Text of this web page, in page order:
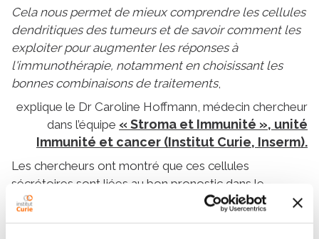
Cela nous permet de mieux comprendre les cellules
dendritiques des tumeurs et de savoir comment les
exploiter pour augmenter les réponses à
l'immunothérapie, notamment en choisissant les
bonnes combinaisons de traitements,
explique le Dr Caroline Hoffmann, médecin chercheur
dans l’équipe « Stroma et Immunité », unité
Immunité et cancer (Institut Curie, Inserm).
Les chercheurs ont montré que ces cellules
sécrétoires sont liées au bon pronostic dans le
carcinome épidermoïde de la tête et du cou et le